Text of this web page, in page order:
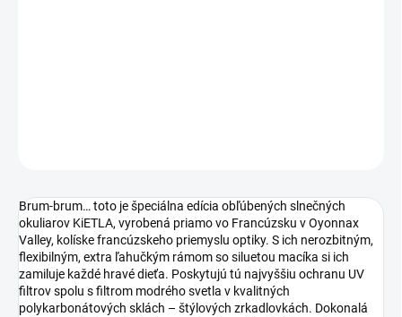
Brum-brum… toto je špeciálna edícia obľúbených slnečných
okuliarov KiETLA, vyrobená priamo vo Francúzsku v Oyonnax
Valley, kolíske francúzskeho priemyslu optiky. S ich nerozbitným,
flexibilným, extra ľahučkým rámom so siluetou macíka si ich
zamiluje každé hravé dieťa. Poskytujú tú najvyššiu ochranu UV
filtrov spolu s filtrom modrého svetla v kvalitných
polykarbonátových sklách – štýlových zrkadlovkách. Dokonalá